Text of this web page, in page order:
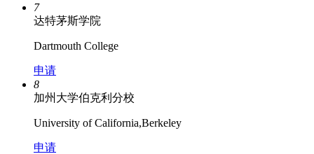
7
达特茅斯学院
Dartmouth College
申请
8
加州大学伯克利分校
University of California,Berkeley
申请